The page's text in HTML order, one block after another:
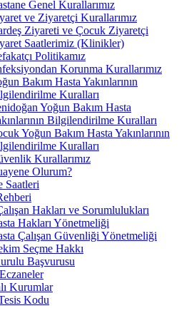
Genel Kurallarımız
ve Ziyaretçi Kurallarımız
Ziyareti ve Çocuk Ziyaretçi
Saatlerimiz (Klinikler)
Politikamız
Korunma Kurallarımız
Bakım Hasta Yakınlarının
Kuralları
Yoğun Bakım Hasta
Bilgilendirilme Kuralları
Yoğun Bakım Hasta Yakınlarının
Kuralları
Kurallarımız
Olurum?
Saatleri
Hakları ve Sorumlulukları
Hakları Yönetmeliği
Çalışan Güvenliği Yönetmeliği
Seçme Hakkı
Başvurusu
Kurumlar
Kodu